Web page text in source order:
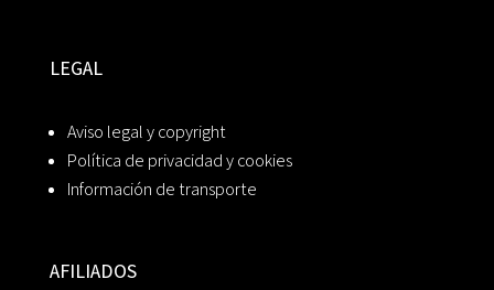
LEGAL
Aviso legal y copyright
Política de privacidad y cookies
Información de transporte
AFILIADOS